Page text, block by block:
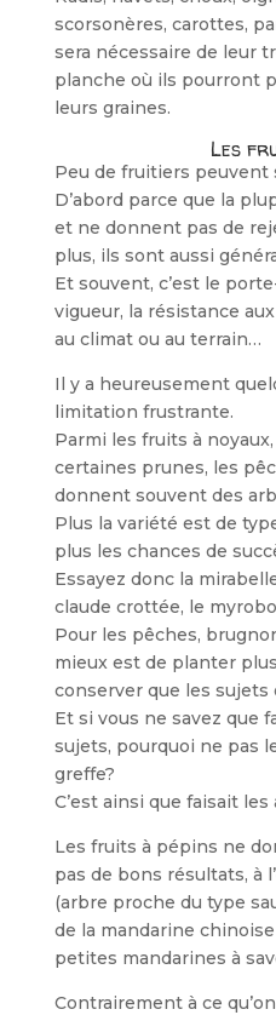
scorsonères, carottes,
sera nécessaire de leur
planche où ils pourront
leurs graines.
Les
Peu de fruitiers peuvent
D’abord parce que la
et ne donnent pas de
plus, ils sont aussi
Et souvent, c’est le
vigueur, la résistance
au climat ou au terrain…
Il y a heureusement
limitation frustrante.
Parmi les fruits à
certaines prunes, les
donnent souvent des
Plus la variété est de
plus les chances de
Essayez donc la
claude crottée, le
Pour les pêches,
mieux est de planter
conserver que les
Et si vous ne savez que
sujets, pourquoi ne pas
greffe?
C’est ainsi que faisait
Les fruits à pépins ne
pas de bons résultats, à
(arbre proche du type
de la mandarine
petites mandarines à
Contrairement à ce